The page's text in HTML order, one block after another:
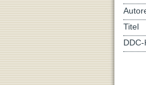
Titel